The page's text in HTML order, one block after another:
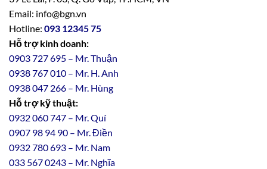
Email: info@bgn.vn
Hotline: 093 12345 75
Hỗ trợ kinh doanh:
0903 727 695 – Mr. Thuận
0938 767 010 – Mr. H. Anh
0938 047 266 – Mr. Hùng
Hỗ trợ kỹ thuật:
0932 060 747 – Mr. Quí
0907 98 94 90 – Mr. Điền
0932780693 – Mr. Nam
033 567 0243 – Mr. Nghĩa